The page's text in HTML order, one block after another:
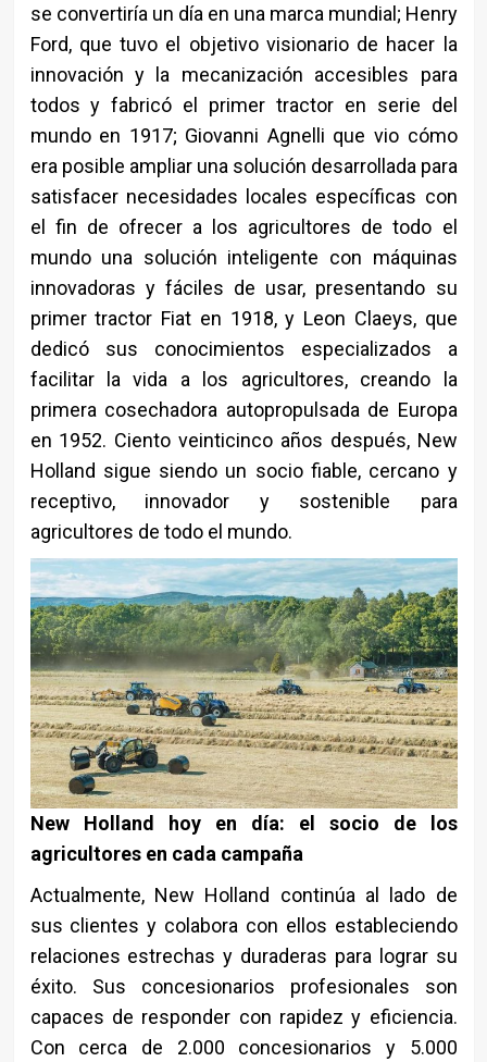
se convertiría un día en una marca mundial; Henry
Ford, que tuvo el objetivo visionario de hacer la
innovación y la mecanización accesibles para
todos y fabricó el primer tractor en serie del
mundo en 1917; Giovanni Agnelli que vio cómo
era posible ampliar una solución desarrollada para
satisfacer necesidades locales específicas con
el fin de ofrecer a los agricultores de todo el
mundo una solución inteligente con máquinas
innovadoras y fáciles de usar, presentando su
primer tractor Fiat en 1918, y Leon Claeys, que
dedicó sus conocimientos especializados a
facilitar la vida a los agricultores, creando la
primera cosechadora autopropulsada de Europa
en 1952. Ciento veinticinco años después, New
Holland sigue siendo un socio fiable, cercano y
receptivo, innovador y sostenible para
agricultores de todo el mundo.
New Holland hoy en día: el socio de los
agricultores en cada campaña
Actualmente, New Holland continúa al lado de
sus clientes y colabora con ellos estableciendo
relaciones estrechas y duraderas para lograr su
éxito. Sus concesionarios profesionales son
capaces de responder con rapidez y eficiencia.
Con cerca de 2.000 concesionarios y 5.000